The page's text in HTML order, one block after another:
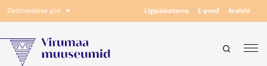
Elektrooniline giid Ligipääsetavus E-pood Avaleht